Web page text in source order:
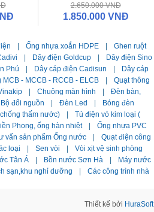
2.650.000 VNĐ
1.850.000 VNĐ
Ống nhựa xoắn HDPE
Ghen ruột
Dây điện Goldcup
Dây điện Sino
Phú
Dây cáp điện Cadisun
Dây cáp
- MCCB - RCCB - ELCB
Quạt thông
Chuông màn hình
Đèn bàn,
Bộ đổi nguồn
Đèn Led
Bóng đèn
thấm nước)
Tủ điện vỏ kim loại (
Phong, ống hàn nhiệt
Ống nhựa PVC
vấn sản phẩm Ống nước
Quạt điện công
loại
Sen vòi
Vòi xịt vệ sinh phòng
Tân Á
Bồn nước Sơn Hà
Máy nước
sạn,khu nghỉ dưỡng
Các công trình nhà
Thiết kế bởi HuraSoft